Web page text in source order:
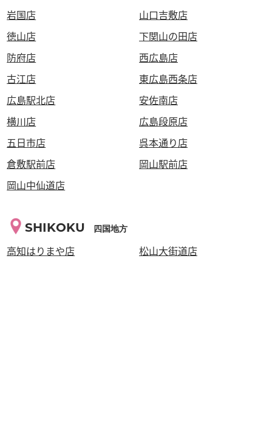
岩国店
山口吉敷店
徳山店
下関山の田店
防府店
西広島店
古江店
東広島西条店
広島駅北店
安佐南店
横川店
広島段原店
五日市店
呉本通り店
倉敷駅前店
岡山駅前店
岡山中仙道店
SHIKOKU 四国地方
高知はりまや店
松山大街道店